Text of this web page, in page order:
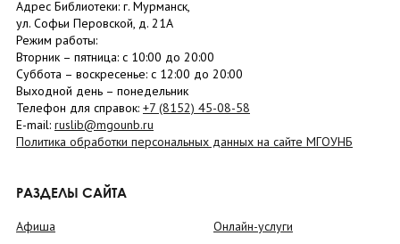
Адрес Библиотеки: г. Мурманск,
ул. Софьи Перовской, д. 21А
Режим работы:
Вторник – пятница: с 10:00 до 20:00
Суббота – воскресенье: c 12:00 до 20:00
Выходной день – понедельник
Телефон для справок: +7 (8152) 45-08-58
E-mail: ruslib@mgounb.ru
Политика обработки персональных данных на сайте МГОУНБ
РАЗДЕЛЫ САЙТА
Афиша
Онлайн-услуги